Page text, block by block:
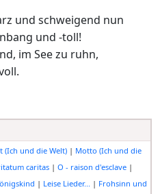
und schweigend nun
und -toll!
im See zu ruhn,
(Ich und die Welt)| Motto (Ich und die
caritas| O - raison d'esclave|
| Leise Lieder... | Frohsinn und